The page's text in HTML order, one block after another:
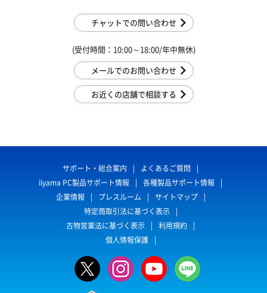
チャットでの問い合わせ
(受付時間：10:00～18:00/年中無休)
メールでのお問い合わせ
お近くの店舗で相談する
サポート・総合案内
よくあるご質問
iiyama PC製品サポート情報
各種製品サポート情報
企業情報
プレスルーム
サイトマップ
特定商取引法に基づく表示
古物営業法に基づく表示
利用規約
個人情報保護